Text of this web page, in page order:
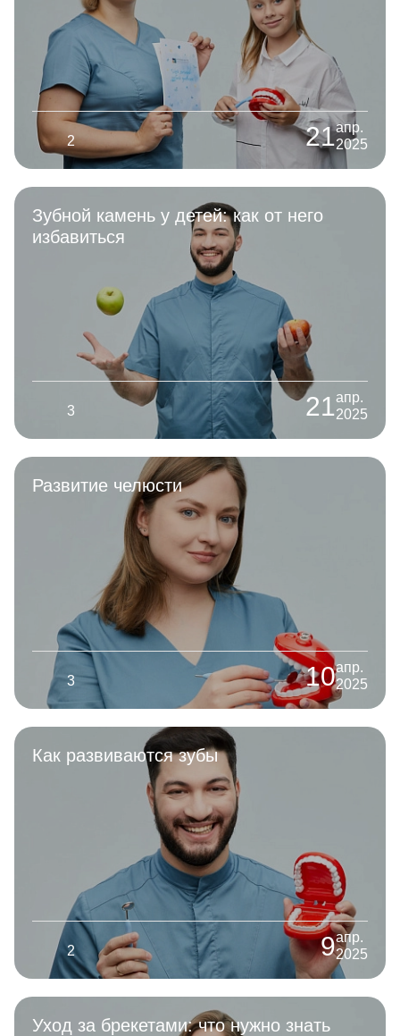
2 21апр.
2025
Зубной камень у детей: как от него
избавиться
3 21апр.
2025
Развитие челюсти
3 10апр.
2025
Как развиваются зубы
2 9апр.
2025
Уход за брекетами: что нужно знать